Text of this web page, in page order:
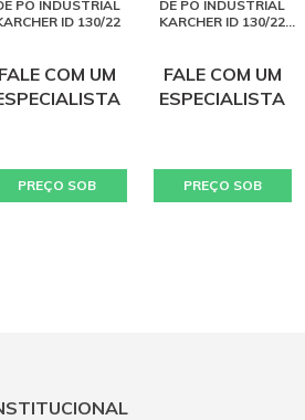
PÓ INDUSTRIAL
ID 130/22
FALE COM UM
PREÇO SOB
DE PÓ INDUSTRIAL
KARCHER ID 130/22
FALE COM UM
ESPECIALISTA
PREÇO SOB